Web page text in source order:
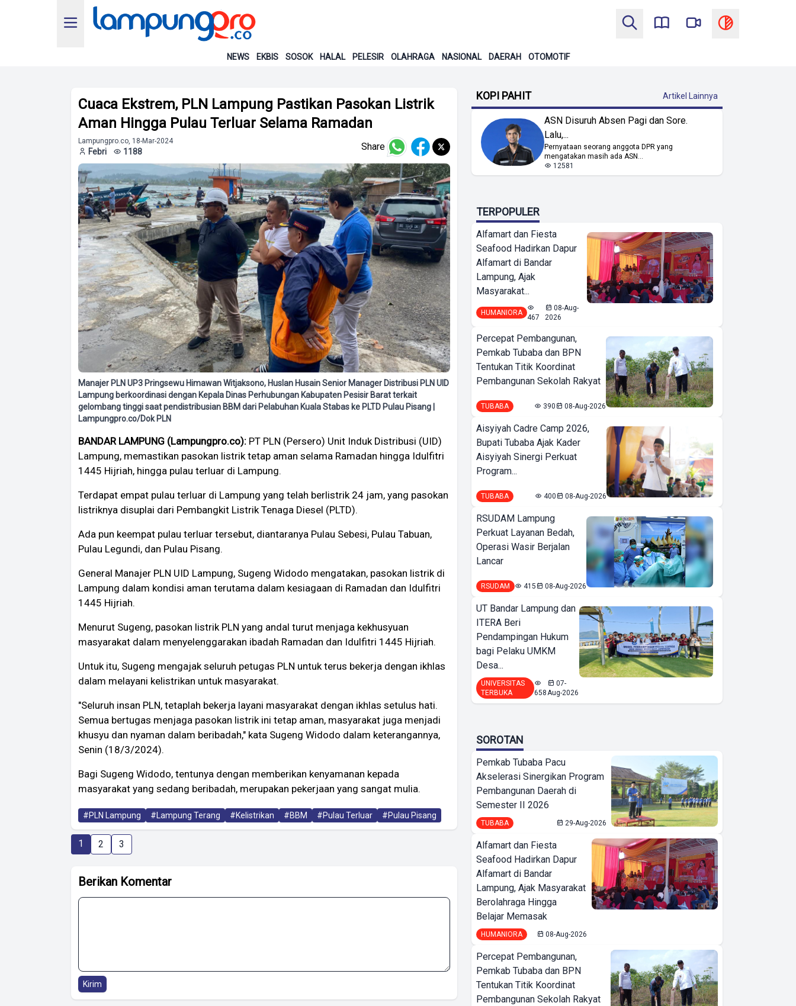
NEWS EKBIS SOSOK HALAL PELESIR OLAHRAGA NASIONAL DAERAH OTOMOTIF
Cuaca Ekstrem, PLN Lampung Pastikan Pasokan Listrik
Aman Hingga Pulau Terluar Selama Ramadan
Lampungpro.co, 18-Mar-2024
Febri 1188 Share
Manajer PLN UP3 Pringsewu Himawan Witjaksono, Huslan Husain Senior Manager Distribusi PLN UID
Lampung berkoordinasi dengan Kepala Dinas Perhubungan Kabupaten Pesisir Barat terkait
gelombang tinggi saat pendistribusian BBM dari Pelabuhan Kuala Stabas ke PLTD Pulau Pisang |
Lampungpro.co/Dok PLN
BANDAR LAMPUNG (Lampungpro.co): PT PLN (Persero) Unit Induk Distribusi (UID)
Lampung, memastikan pasokan listrik tetap aman selama Ramadan hingga Idulfitri
1445 Hijriah, hingga pulau terluar di Lampung.
Terdapat empat pulau terluar di Lampung yang telah berlistrik 24 jam, yang pasokan
listriknya disuplai dari Pembangkit Listrik Tenaga Diesel (PLTD).
Ada pun keempat pulau terluar tersebut, diantaranya Pulau Sebesi, Pulau Tabuan,
Pulau Legundi, dan Pulau Pisang.
General Manajer PLN UID Lampung, Sugeng Widodo mengatakan, pasokan listrik di
Lampung dalam kondisi aman terutama dalam kesiagaan di Ramadan dan Idulfitri
1445 Hijriah.
Menurut Sugeng, pasokan listrik PLN yang andal turut menjaga kekhusyuan
masyarakat dalam menyelenggarakan ibadah Ramadan dan Idulfitri 1445 Hijriah.
Untuk itu, Sugeng mengajak seluruh petugas PLN untuk terus bekerja dengan ikhlas
dalam melayani kelistrikan untuk masyarakat.
"Seluruh insan PLN, tetaplah bekerja layani masyarakat dengan ikhlas setulus hati.
Semua bertugas menjaga pasokan listrik ini tetap aman, masyarakat juga menjadi
khusyu dan nyaman dalam beribadah," kata Sugeng Widodo dalam keterangannya,
Senin (18/3/2024).
Bagi Sugeng Widodo, tentunya dengan memberikan kenyamanan kepada
masyarakat yang sedang beribadah, merupakan pekerjaan yang sangat mulia.
#PLN Lampung #Lampung Terang #Kelistrikan #BBM #Pulau Terluar #Pulau Pisang
1 2 3
Berikan Komentar
Kirim
KOPI PAHIT Artikel Lainnya
ASN Disuruh Absen Pagi dan Sore.
Lalu,...
Pernyataan seorang anggota DPR yang
mengatakan masih ada ASN...
12581
TERPOPULER
Alfamart dan Fiesta
Seafood Hadirkan Dapur
Alfamart di Bandar
Lampung, Ajak
Masyarakat...
HUMANIORA
467
08-Aug-
2026
Percepat Pembangunan,
Pemkab Tubaba dan BPN
Tentukan Titik Koordinat
Pembangunan Sekolah Rakyat
TUBABA 390 08-Aug-2026
Aisyiyah Cadre Camp 2026,
Bupati Tubaba Ajak Kader
Aisyiyah Sinergi Perkuat
Program...
TUBABA 400 08-Aug-2026
RSUDAM Lampung
Perkuat Layanan Bedah,
Operasi Wasir Berjalan
Lancar
RSUDAM 415 08-Aug-2026
UT Bandar Lampung dan
ITERA Beri
Pendampingan Hukum
bagi Pelaku UMKM
Desa...
UNIVERSITAS
TERBUKA
658
07-
Aug-2026
SOROTAN
Pemkab Tubaba Pacu
Akselerasi Sinergikan Program
Pembangunan Daerah di
Semester II 2026
TUBABA 29-Aug-2026
Alfamart dan Fiesta
Seafood Hadirkan Dapur
Alfamart di Bandar
Lampung, Ajak Masyarakat
Berolahraga Hingga
Belajar Memasak
HUMANIORA 08-Aug-2026
Percepat Pembangunan,
Pemkab Tubaba dan BPN
Tentukan Titik Koordinat
Pembangunan Sekolah Rakyat